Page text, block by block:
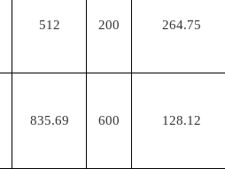
512 200 264.75
835.69 600 128.12